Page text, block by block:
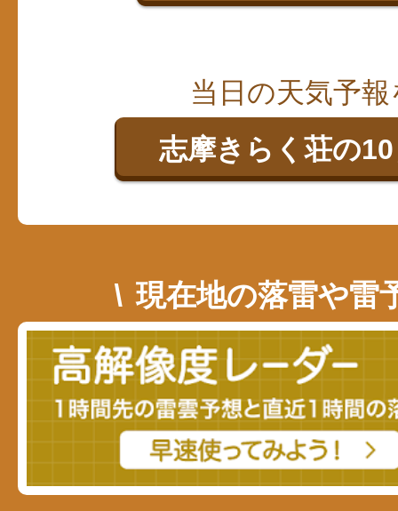
当日の天気予
志摩きらく荘の
現在地の落雷や雷